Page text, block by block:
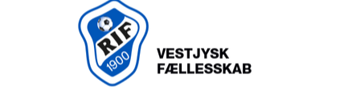
Elementet er blokeret
Adgangen til elementet er blevet begrænset, da du ikke
har accepteret de påkrævede cookies. Denne